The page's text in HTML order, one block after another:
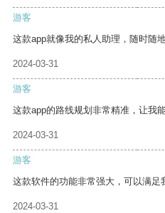
游客
这款app就像我的私人助理，随时随
2024-03-31
游客
这款app的路线规划非常精准，让我
2024-03-31
游客
这款软件的功能非常强大，可以满足
2024-03-31